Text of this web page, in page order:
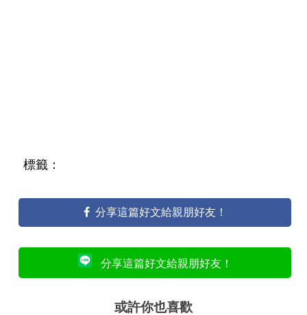
標籤：
分享這篇好文給親朋好友！
分享這篇好文給親朋好友！
或許你也喜歡